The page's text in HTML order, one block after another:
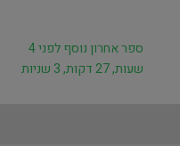
ספר אחרון נוסף לפני 4
שעות, 27 דקות, 3 שניות